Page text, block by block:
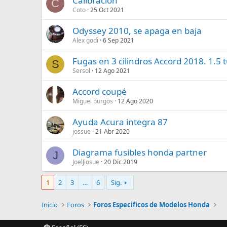
C
Coto 25 Oct 2021
Odyssey 2010, se apaga en baja
Alex godi 6 Sep 2021
S Fugas en 3 cilindros Accord 2018. 1.5
Sersol 12 Ago 2021
Accord coupé
Miguel burgos 12 Ago 2020
Ayuda Acura integra 87
jossue 21 Abr 2020
J Diagrama fusibles honda partner
JoelJiosue 20 Dic 2019
1 2 3 … 6 Sig.
Inicio Foros Foros Especificos de Modelos Honda